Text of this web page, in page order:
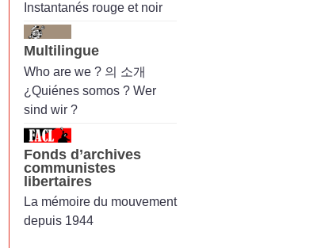
Instantanés rouge et noir
Multilingue
Who are we ? 의 소개
¿Quiénes somos ? Wer
sind wir ?
Fonds d’archives
communistes
libertaires
La mémoire du mouvement
depuis 1944